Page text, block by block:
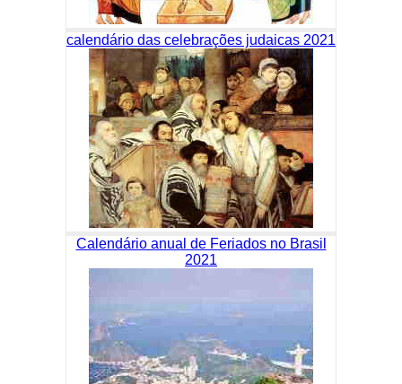
calendário das celebrações judaicas 2021
Calendário anual de Feriados no Brasil
2021